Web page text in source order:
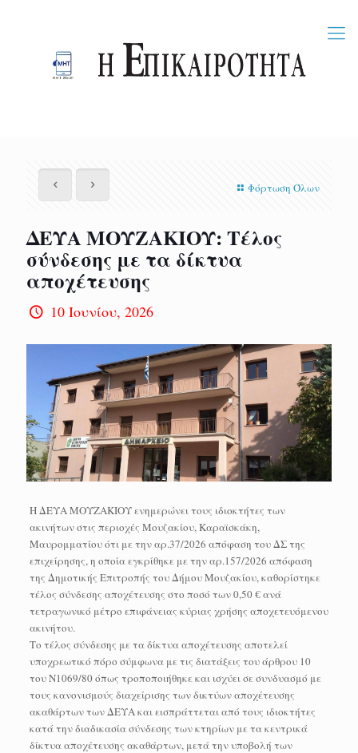
Φόρτωση Όλων
ΔΕΥΑ ΜΟΥΖΑΚΙΟΥ: Τέλος
σύνδεσης με τα δίκτυα
αποχέτευσης
10 Ιουνίου, 2026
Η ΔΕΥΑ ΜΟΥΖΑΚΙΟΥ ενημερώνει τους ιδιοκτήτες των
ακινήτων στις περιοχές Μουζακίου, Καραϊσκάκη,
Μαυρομματίου ότι με την αρ.37/2026 απόφαση του ΔΣ της
επιχείρησης, η οποία εγκρίθηκε με την αρ.157/2026 απόφαση
της Δημοτικής Επιτροπής του Δήμου Μουζακίου, καθορίστηκε
τέλος σύνδεσης αποχέτευσης στο ποσό των 0,50 € ανά
τετραγωνικό μέτρο επιφάνειας κύριας χρήσης αποχετευόμενου
ακινήτου.
Το τέλος σύνδεσης με τα δίκτυα αποχέτευσης αποτελεί
υποχρεωτικό πόρο σύμφωνα με τις διατάξεις του άρθρου 10
του Ν1069/80 όπως τροποποιήθηκε και ισχύει σε συνδυασμό με
τους κανονισμούς διαχείρισης των δικτύων αποχέτευσης
ακαθάρτων των ΔΕΥΑ και εισπράττεται από τους ιδιοκτήτες
κατά την διαδικασία σύνδεσης των κτηρίων με τα κεντρικά
δίκτυα αποχέτευσης ακαθάρτων, μετά την υποβολή των